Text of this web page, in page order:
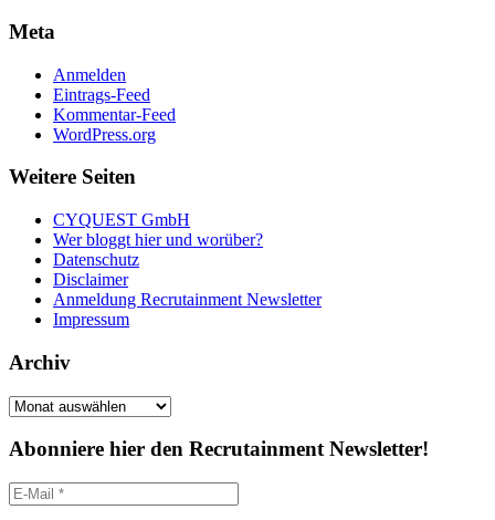
Meta
Anmelden
Eintrags-Feed
Kommentar-Feed
WordPress.org
Weitere Seiten
CYQUEST GmbH
Wer bloggt hier und worüber?
Datenschutz
Disclaimer
Anmeldung Recrutainment Newsletter
Impressum
Archiv
Archiv
Abonniere hier den Recrutainment Newsletter!